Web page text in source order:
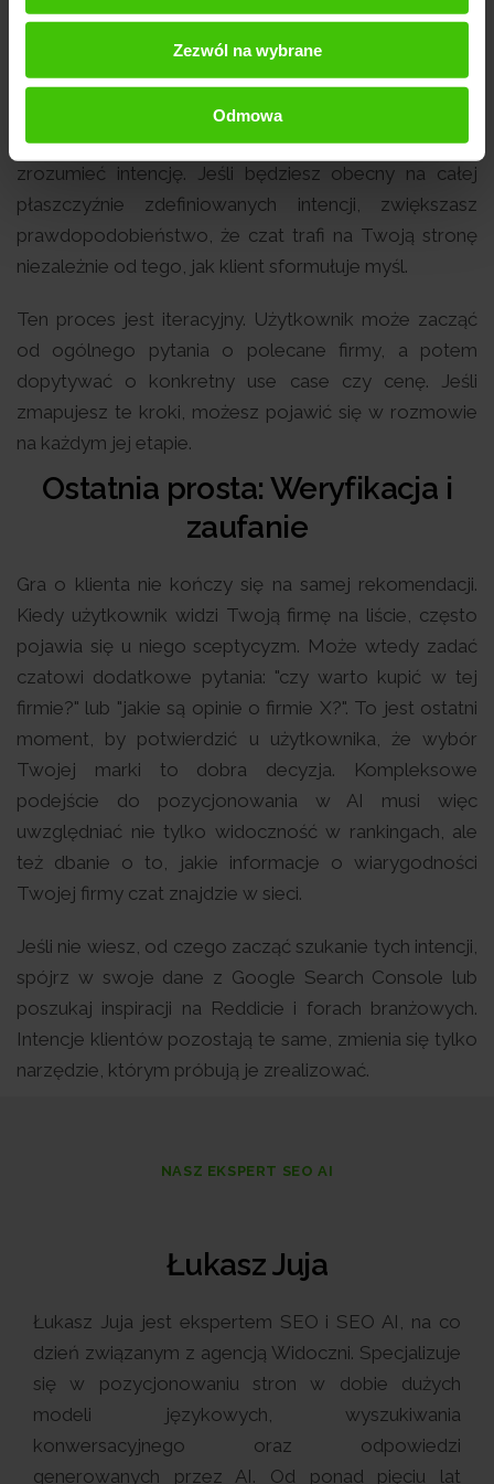
Zezwól na wybrane
Odmowa
Dobrą wiadomością jest to, że nie musisz znać
każdego słowa, którego użyje klient. Mechanizm
"query fanout" sprawia, że AI i tak przerobi zapytanie
użytkownika na własne kwerendy, starając się
zrozumieć intencję. Jeśli będziesz obecny na całej
płaszczyźnie zdefiniowanych intencji, zwiększasz
prawdopodobieństwo, że czat trafi na Twoją stronę
niezależnie od tego, jak klient sformułuje myśl.
Ten proces jest iteracyjny. Użytkownik może zacząć
od ogólnego pytania o polecane firmy, a potem
dopytywać o konkretny use case czy cenę. Jeśli
zmapujesz te kroki, możesz pojawić się w rozmowie
na każdym jej etapie.
Ostatnia prosta: Weryfikacja i
zaufanie
Gra o klienta nie kończy się na samej rekomendacji.
Kiedy użytkownik widzi Twoją firmę na liście, często
pojawia się u niego sceptycyzm. Może wtedy zadać
czatowi dodatkowe pytania: "czy warto kupić w tej
firmie?" lub "jakie są opinie o firmie X?". To jest ostatni
moment, by potwierdzić u użytkownika, że wybór
Twojej marki to dobra decyzja. Kompleksowe
podejście do pozycjonowania w AI musi więc
uwzględniać nie tylko widoczność w rankingach, ale
też dbanie o to, jakie informacje o wiarygodności
Twojej firmy czat znajdzie w sieci.
Jeśli nie wiesz, od czego zacząć szukanie tych intencji,
spójrz w swoje dane z Google Search Console lub
poszukaj inspiracji na Reddicie i forach branżowych.
Intencje klientów pozostają te same, zmienia się tylko
narzędzie, którym próbują je zrealizować.
NASZ EKSPERT SEO AI
Łukasz Juja
Łukasz Juja jest ekspertem SEO i SEO AI, na co
dzień związanym z agencją Widoczni. Specjalizuje
się w pozycjonowaniu stron w dobie dużych
modeli językowych, wyszukiwania
konwersacyjnego oraz odpowiedzi
generowanych przez AI. Od ponad pięciu lat